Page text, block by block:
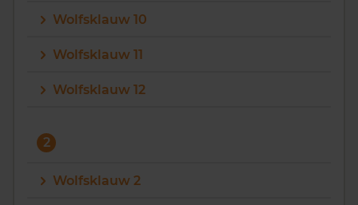
Wolfsklauw 10
Wolfsklauw 11
Wolfsklauw 12
2
Wolfsklauw 2